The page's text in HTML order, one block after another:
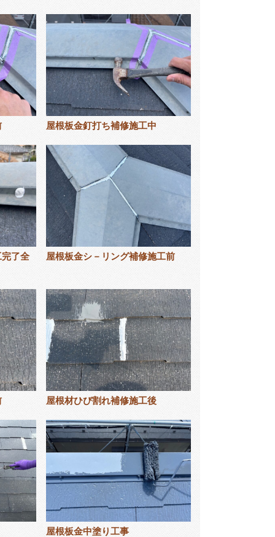
屋根板金釘打ち補修施工中
了全
屋根板金シ－リング補修施工前
屋根材ひび割れ補修施工後
屋根板金中塗り工事